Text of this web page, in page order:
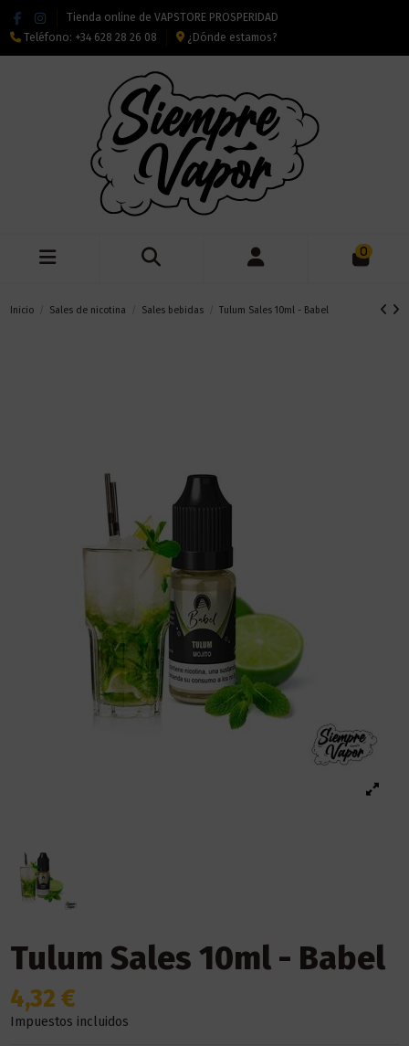
Tienda online de VAPSTORE PROSPERIDAD
Teléfono: +34 628 28 26 08 ¿Dónde estamos?
0
Inicio Sales de nicotina Sales bebidas Tulum Sales 10ml - Babel
Tulum Sales 10ml - Babel
4,32 €
Impuestos incluidos